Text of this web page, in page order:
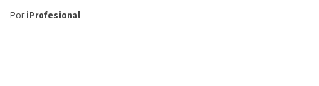
PoriProfesional